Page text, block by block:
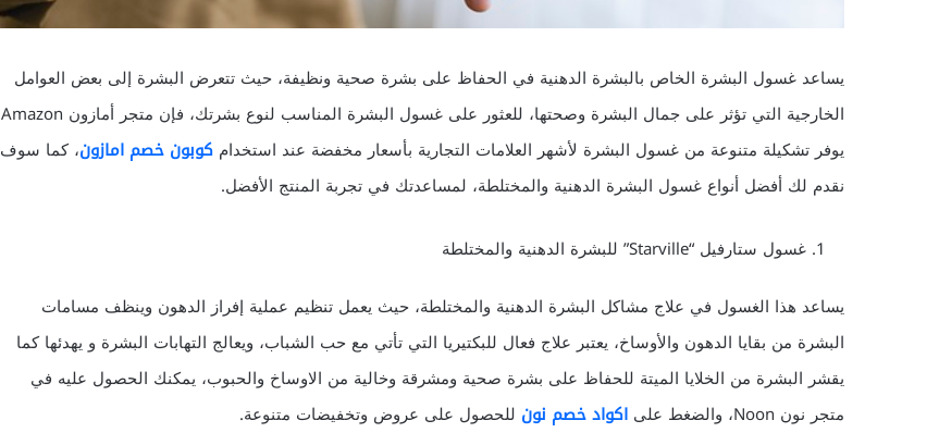
يساعد غسول البشرة الخاص بالبشرة الدهنية في الحفاظ على بشرة صحية ونظيفة، حيث تتعرض البشرة إلى بعض العوامل
الخارجية التي تؤثر على جمال البشرة وصحتها، للعثور على غسول البشرة المناسب لنوع بشرتك، فإن متجر أمازون Amazon
يوفر تشكيلة متنوعة من غسول البشرة لأشهر العلامات التجارية بأسعار مخفضة عند استخدام كوبون خصم امازون، كما سوف
نقدم لك أفضل أنواع غسول البشرة الدهنية والمختلطة، لمساعدتك في تجربة المنتج الأفضل.
غسول ستارفيل “Starville” للبشرة الدهنية والمختلطة
يساعد هذا الغسول في علاج مشاكل البشرة الدهنية والمختلطة، حيث يعمل تنظيم عملية إفراز الدهون وينظف مسامات
البشرة من بقايا الدهون والأوساخ، يعتبر علاج فعال للبكتيريا التي تأتي مع حب الشباب، ويعالج التهابات البشرة و يهدئها كما
يقشر البشرة من الخلايا الميتة للحفاظ على بشرة صحية ومشرقة وخالية من الاوساخ والحبوب، يمكنك الحصول عليه في
متجر نون Noon، والضغط على
اكواد خصم نون للحصول على عروض وتخفيضات متنوعة.